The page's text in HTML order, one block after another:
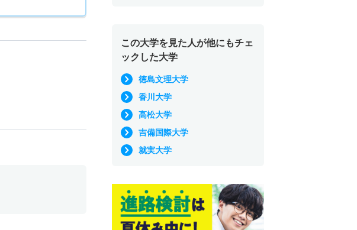
この大学を見た人が他にもチェ
ックした大学
徳島文理大学
香川大学
高松大学
吉備国際大学
就実大学